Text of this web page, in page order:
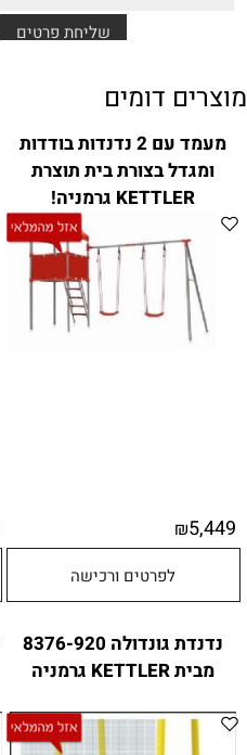
מוצרים דומים
מעמד עם 2 נדנדות בודדות
ומגדל בצורת בית תוצרת
KETTLER גרמניה!
₪5,449
לפרטים ורכישה
נדנדת גונדולה 8376-920
מבית KETTLER גרמניה